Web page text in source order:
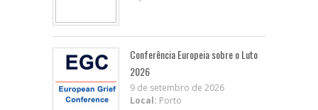
Conferência Europeia sobre o Luto
2026
9 de setembro de 2026
Local: Porto